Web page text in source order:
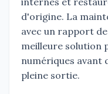
d'origine. La
avec un rapport
meilleure solution
numériques avant
pleine sortie.